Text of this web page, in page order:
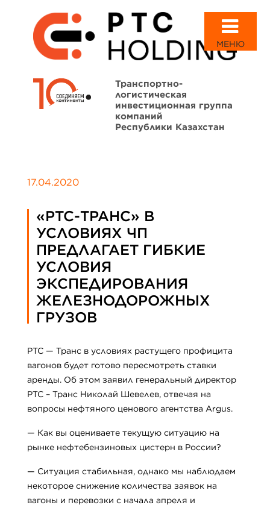
МЕНЮ
Транспортно-
логистическая
инвестиционная группа
компаний
Республики Казахстан
17.04.2020
«PTC-ТРАНС» В
УСЛОВИЯХ ЧП
ПРЕДЛАГАЕТ ГИБКИЕ
УСЛОВИЯ
ЭКСПЕДИРОВАНИЯ
ЖЕЛЕЗНОДОРОЖНЫХ
ГРУЗОВ
РТС — Транс в условиях растущего профицита
вагонов будет готово пересмотреть ставки
аренды. Об этом заявил генеральный директор
РТС – Транс Николай Шевелев, отвечая на
вопросы нефтяного ценового агентства Argus.
— Как вы оцениваете текущую ситуацию на
рынке нефтебензиновых цистерн в России?
— Ситуация стабильная, однако мы наблюдаем
некоторое снижение количества заявок на
вагоны и перевозки с начала апреля и